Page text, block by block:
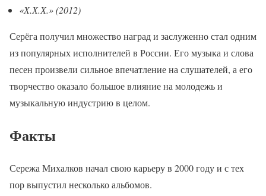
«Х.Х.Х.» (2012)
Серёга получил множество наград и заслуженно стал одним
из популярных исполнителей в России. Его музыка и слова
песен произвели сильное впечатление на слушателей, а его
творчество оказало большое влияние на молодежь и
музыкальную индустрию в целом.
Факты
Сережа Михалков начал свою карьеру в 2000 году и с тех
пор выпустил несколько альбомов.